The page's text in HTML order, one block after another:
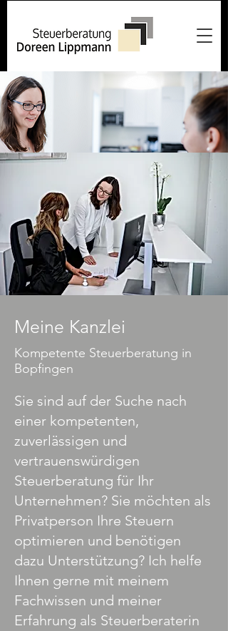
Meine Kanzlei
Kompetente Steuerberatung in
Bopfingen
Sie sind auf der Suche nach
einer kompetenten,
zuverlässigen und
vertrauenswürdigen
Steuerberatung für Ihr
Unternehmen? Sie möchten als
Privatperson Ihre Steuern
optimieren und benötigen
dazu Unterstützung? Ich helfe
Ihnen gerne mit meinem
Fachwissen und meiner
Erfahrung als Steuerberaterin